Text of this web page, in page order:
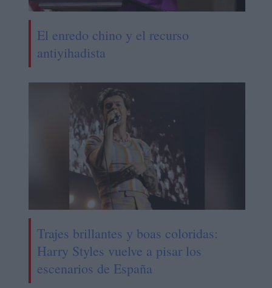
El enredo chino y el recurso
antiyihadista
Trajes brillantes y boas coloridas:
Harry Styles vuelve a pisar los
escenarios de España